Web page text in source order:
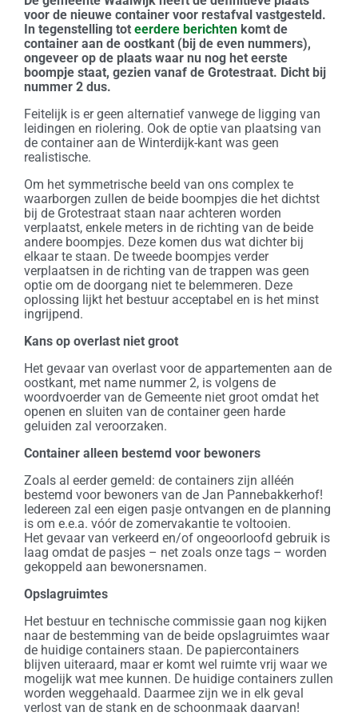
voor de nieuwe container voor restafval vastgesteld.
In tegenstelling tot eerdere berichten komt de
container aan de oostkant (bij de even nummers),
ongeveer op de plaats waar nu nog het eerste
boompje staat, gezien vanaf de Grotestraat. Dicht bij
nummer 2 dus.
Feitelijk is er geen alternatief vanwege de ligging van
leidingen en riolering. Ook de optie van plaatsing van
de container aan de Winterdijk-kant was geen
realistische.
Om het symmetrische beeld van ons complex te
waarborgen zullen de beide boompjes die het dichtst
bij de Grotestraat staan naar achteren worden
verplaatst, enkele meters in de richting van de beide
andere boompjes. Deze komen dus wat dichter bij
elkaar te staan. De tweede boompjes verder
verplaatsen in de richting van de trappen was geen
optie om de doorgang niet te belemmeren. Deze
oplossing lijkt het bestuur acceptabel en is het minst
ingrijpend.
Kans op overlast niet groot
Het gevaar van overlast voor de appartementen aan de
oostkant, met name nummer 2, is volgens de
woordvoerder van de Gemeente niet groot omdat het
openen en sluiten van de container geen harde
geluiden zal veroorzaken.
Container alleen bestemd voor bewoners
Zoals al eerder gemeld: de containers zijn alléén
bestemd voor bewoners van de Jan Pannebakkerhof!
Iedereen zal een eigen pasje ontvangen en de planning
is om e.e.a. vóór de zomervakantie te voltooien.
Het gevaar van verkeerd en/of ongeoorloofd gebruik is
laag omdat de pasjes – net zoals onze tags – worden
gekoppeld aan bewonersnamen.
Opslagruimtes
Het bestuur en technische commissie gaan nog kijken
naar de bestemming van de beide opslagruimtes waar
de huidige containers staan. De papiercontainers
blijven uiteraard, maar er komt wel ruimte vrij waar we
mogelijk wat mee kunnen. De huidige containers zullen
worden weggehaald. Daarmee zijn we in elk geval
verlost van de stank en de schoonmaak daarvan!